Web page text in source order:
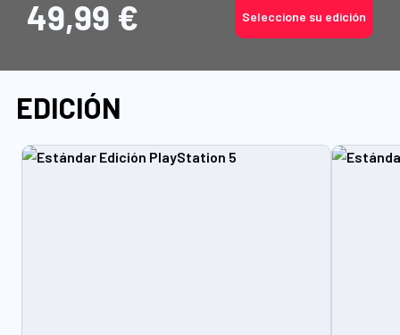
49,99 € Seleccione su edición
EDICIÓN